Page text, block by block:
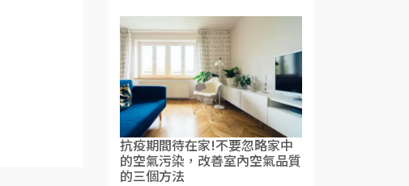
抗疫期間待在家!不要忽略家中
的空氣污染，改善室內空氣品質
的三個方法